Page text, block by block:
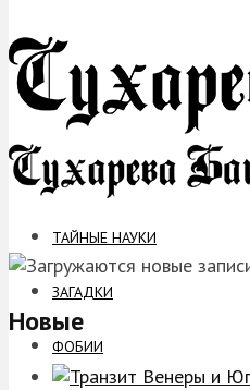
ТАЙНЫЕ НАУКИ
ЗАГАДКИ
ФОБИИ
Новые